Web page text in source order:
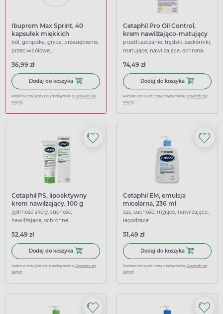
Ibuprom Max Sprint, 40
kapsułek miękkich
ból, gorączka, grypa, przeziębienie,
przeciwbólowe,
36,99 zł
Dodaj do koszyka Dodaj do koszyka Ibuprom Max Sprint, 40 kapsułek
Podana cena jest ceną maksymalną. Dowiedz się
więcej
Cetaphil Pro Oil Control,
krem nawilżająco-matujący
SPF 30, 118 ml
przetłuszczanie, trądzik, zaskórniki,
matujące, nawilżające, ochrona
74,49 zł
Dodaj do koszyka Dodaj do
Podana cena jest ceną maksymalną. Dowiedz się
więcej
Cetaphil PS, lipoaktywny
krem nawilżający, 100 g
jędrność skóry, suchość,
nawilżające, ochronne,
52,49 zł
Dodaj do koszyka Dodaj do koszyka Cetaphil PS, lipoaktywny krem
Podana cena jest ceną maksymalną. Dowiedz się
więcej
Cetaphil EM, emulsja
micelarna, 236 ml
azs, suchość, myjące, nawilżające,
łagodzące
51,49 zł
Dodaj do koszyka Dodaj do
Podana cena jest ceną maksymalną. Dowiedz się
więcej